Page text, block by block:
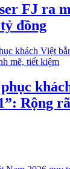
FJ ra
đồng
Rộng